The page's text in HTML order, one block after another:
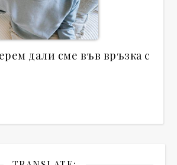
дали сме във връзка с